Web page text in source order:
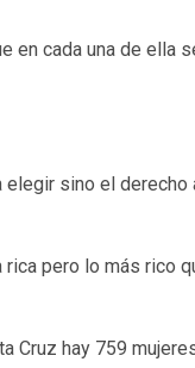
en cada una de ella
sino el
pero lo más rico
Cruz hay 759